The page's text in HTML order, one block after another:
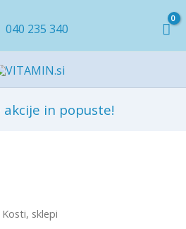
040 235 340
in popuste!
sklepi